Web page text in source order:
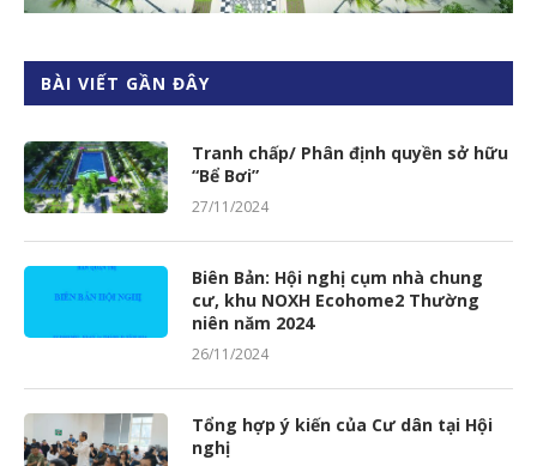
BÀI VIẾT GẦN ĐÂY
Tranh chấp/ Phân định quyền sở hữu
“Bể Bơi”
27/11/2024
Biên Bản: Hội nghị cụm nhà chung
cư, khu NOXH Ecohome2 Thường
niên năm 2024
26/11/2024
Tổng hợp ý kiến của Cư dân tại Hội
nghị